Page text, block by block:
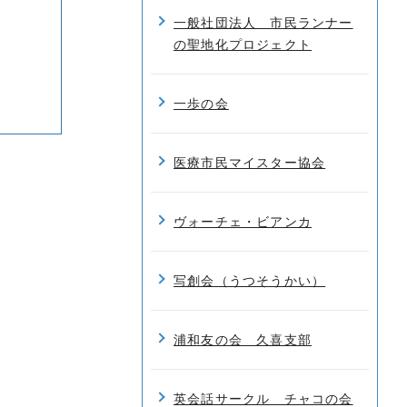
一般社団法人 市民ランナー
の聖地化プロジェクト
一歩の会
医療市民マイスター協会
ヴォーチェ・ビアンカ
写創会（うつそうかい）
浦和友の会 久喜支部
英会話サークル チャコの会